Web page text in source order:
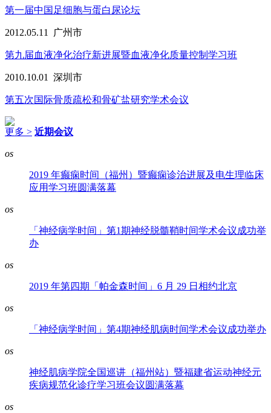
第一届中国足细胞与蛋白尿论坛
2012.05.11 广州市
第九届血液净化治疗新进展暨血液净化质量控制学习班
2010.10.01 深圳市
第五次国际骨质疏松和骨矿盐研究学术会议
更多 > 近期会议
os
2019 年癫痫时间（福州）暨癫痫诊治进展及电生理临床
应用学习班圆满落幕
os
「神经病学时间」第1期神经脱髓鞘时间学术会议成功举
办
os
2019 年第四期「帕金森时间」6 月 29 日相约北京
os
「神经病学时间」第4期神经肌病时间学术会议成功举办
os
神经肌病学院全国巡讲（福州站）暨福建省运动神经元
疾病规范化诊疗学习班会议圆满落幕
os